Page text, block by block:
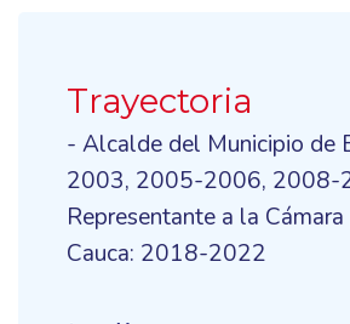
Trayectoria
- Alcalde del Municipio de
2003, 2005-2006, 2008-
Representante a la
Cauca: 2018-2022